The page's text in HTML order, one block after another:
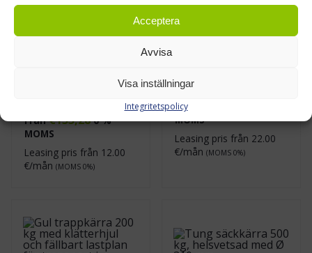
Acceptera
Avvisa
Visa inställningar
Integritetspolicy
Economy Light 150
Från€133,28 0 %
MOMS
Leasing pris från 12.00
€/mån (MOMS 0%)
kg
Från
MOMS
Leasing pris från 22.00
€/mån (MOMS 0%)